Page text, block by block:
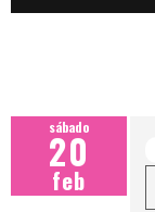
sábado
20
feb